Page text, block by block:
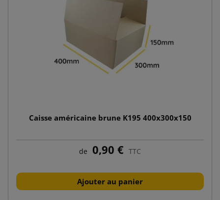
Caisse américaine brune K195 400x300x150
de 0,90 € TTC
Ajouter au panier